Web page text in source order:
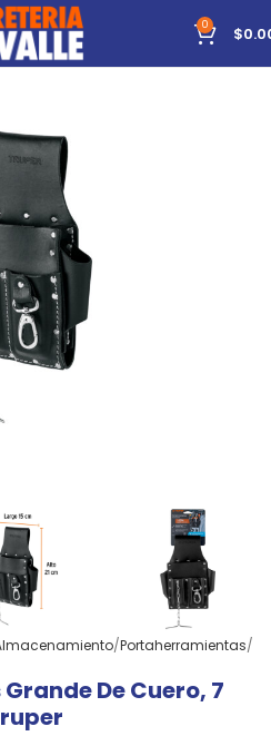
0 $
Portaherramientas
De Cuero, 7